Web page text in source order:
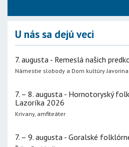
U nás sa dejú veci
7. augusta - Remeslá našich
Námestie slobody a Dom kultúry Javorina
7. – 8. augusta - Hornotoryský
Lazoríka 2026
Krivany, amfiteáter
7. – 9. augusta - Goralské